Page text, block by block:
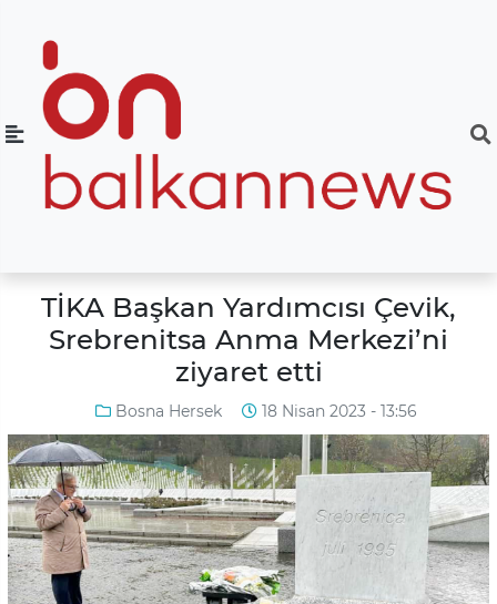
TİKA Başkan Yardımcısı Çevik,
Srebrenitsa Anma Merkezi’ni
ziyaret etti
Bosna Hersek 18 Nisan 2023 - 13:56